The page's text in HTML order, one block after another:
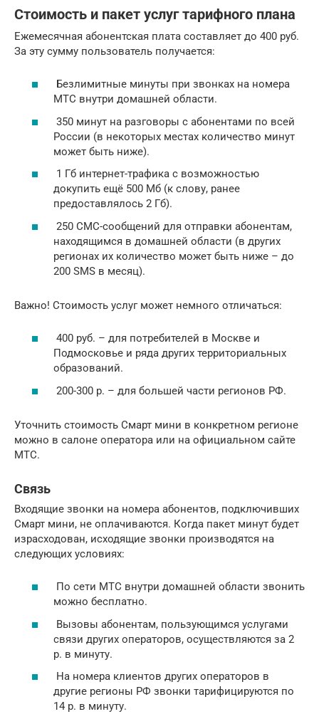
Стоимость и пакет услуг тарифного плана
Ежемесячная абонентская плата составляет до 400 руб.
За эту сумму пользователь получается:
Безлимитные минуты при звонках на номера
МТС внутри домашней области.
350 минут на разговоры с абонентами по всей
России (в некоторых местах количество минут
может быть ниже).
1 Гб интернет-трафика с возможностью
докупить ещё 500 Мб (к слову, ранее
предоставлялось 2 Гб).
250 СМС-сообщений для отправки абонентам,
находящимся в домашней области (в других
регионах их количество может быть ниже – до
200 SMS в месяц).
Важно! Стоимость услуг может немного отличаться:
400 руб. – для потребителей в Москве и
Подмосковье и ряда других территориальных
образований.
200-300 р. – для большей части регионов РФ.
Уточнить стоимость Смарт мини в конкретном регионе
можно в салоне оператора или на официальном сайте
МТС.
Связь
Входящие звонки на номера абонентов, подключивших
Смарт мини, не оплачиваются. Когда пакет минут будет
израсходован, исходящие звонки производятся на
следующих условиях:
По сети МТС внутри домашней области звонить
можно бесплатно.
Вызовы абонентам, пользующимся услугами
связи других операторов, осуществляются за 2
р. в минуту.
На номера клиентов других операторов в
другие регионы РФ звонки тарифицируются по
14 р. в минуту.